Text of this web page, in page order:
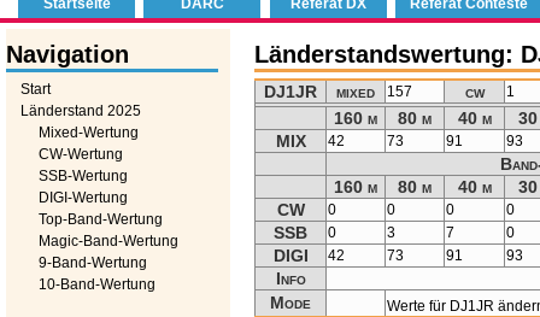
Startseite DARC Referat DX Referat Conteste
Navigation
Start
Länderstand 2025
Mixed-Wertung
CW-Wertung
SSB-Wertung
DIGI-Wertung
Top-Band-Wertung
Magic-Band-Wertung
9-Band-Wertung
10-Band-Wertung
Länderstandswertung:
DJ1JR mixed 157 cw 1
160 m 80 m 40 m
30
MIX
42 73 91 93
160 m
80 m 40 m
30
CW
0 0 0 0
SSB 0 3 7 0
DIGI 42 73 91 93
Info
Mode
Werte für DJ1JR